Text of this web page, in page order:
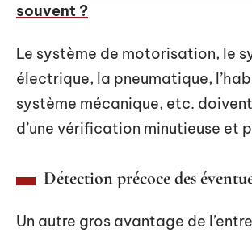
souvent ?
Le système de motorisation, le
électrique, la pneumatique,
système mécanique, etc.
d’une vérification minutieuse et
Détection précoce des
Un autre gros avantage de